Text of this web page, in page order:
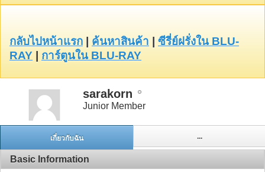
กลับไปหน้าแรก ค้นหาสินค้า
ซีรี่ย์ฝรั่งใน BLU-
RAY
การ์ตูนใน BLU-RAY
sarakorn
Junior Member
เกี่ยวกับฉัน ...
Basic Information